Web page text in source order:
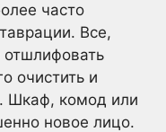
часто
Все,
отшлифовать
очистить и
Шкаф, комод или
новое лицо.